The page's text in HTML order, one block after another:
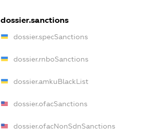
dossier.sanctions
dossier.specSanctions
dossier.rnboSanctions
dossier.amkuBlackList
dossier.ofacSanctions
dossier.ofacNonSdnSanctions